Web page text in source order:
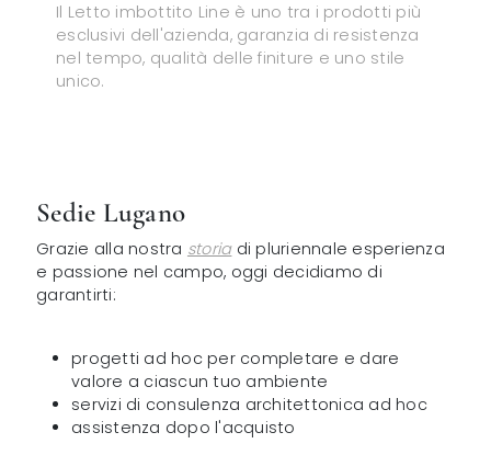
Il Letto imbottito Line è uno tra i prodotti più
esclusivi dell'azienda, garanzia di resistenza
nel tempo, qualità delle finiture e uno stile
unico.
Sedie Lugano
Grazie alla nostra storiadi pluriennale esperienza
e passione nel campo, oggi decidiamo di
garantirti:
progetti ad hoc per completare e dare
valore a ciascun tuo ambiente
servizi di consulenza architettonica ad hoc
assistenza dopo l'acquisto